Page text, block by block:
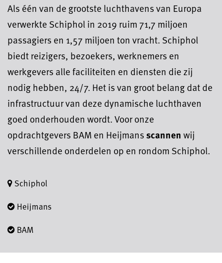
Als één van de grootste luchthavens van Europa
verwerkte Schiphol in 2019 ruim 71,7 miljoen
passagiers en 1,57 miljoen ton vracht. Schiphol
biedt reizigers, bezoekers, werknemers en
werkgevers alle faciliteiten en diensten die zij
nodig hebben, 24/7. Het is van groot belang dat de
infrastructuur van deze dynamische luchthaven
goed onderhouden wordt. Voor onze
opdrachtgevers BAM en Heijmansscannen wij
verschillende onderdelen op en rondom Schiphol.
Schiphol
Heijmans
BAM